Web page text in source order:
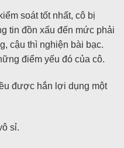
soát tốt nhất, cô bị
tin đồn xấu đến mức phải
cậu thì nghiện bài bạc.
điểm yếu đó của cô.
được hắn lợi dụng một
sỉ.